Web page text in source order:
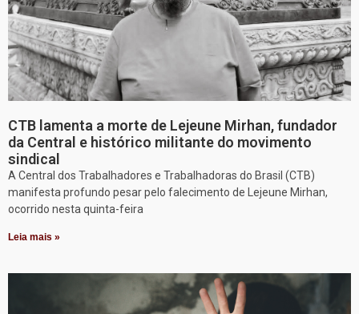
CTB lamenta a morte de Lejeune Mirhan, fundador
da Central e histórico militante do movimento
sindical
A Central dos Trabalhadores e Trabalhadoras do Brasil (CTB)
manifesta profundo pesar pelo falecimento de Lejeune Mirhan,
ocorrido nesta quinta-feira
Leia mais »